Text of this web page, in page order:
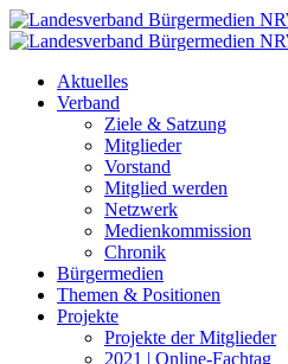
Zum
Inhalt
Aktuelles
Verband
Ziele & Satzung
Mitglieder
Vorstand
Mitglied werden
Netzwerk
Medienkommission
Chronik
Bürgermedien
Themen & Positionen
Projekte
Projekte der Mitglieder
2021 | Online-Fachtag